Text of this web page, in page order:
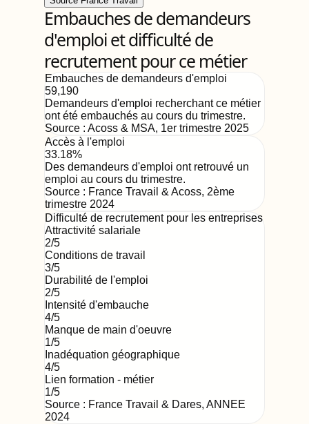
Embauches de demandeurs
d'emploi et difficulté de
recrutement pour ce métier
Embauches de demandeurs d'emploi
59,190
Demandeurs d'emploi recherchant ce métier
ont été embauchés au cours du trimestre.
Source : Acoss & MSA, 1er trimestre 2025
Accès à l'emploi
33.18%
Des demandeurs d'emploi ont retrouvé un
emploi au cours du trimestre.
Source : France Travail & Acoss, 2ème
trimestre 2024
Difficulté de recrutement pour les entreprises
Attractivité salariale
2/5
Conditions de travail
3/5
Durabilité de l'emploi
2/5
Intensité d'embauche
4/5
Manque de main d'oeuvre
1/5
Inadéquation géographique
4/5
Lien formation - métier
1/5
Source : France Travail & Dares, ANNEE
2024